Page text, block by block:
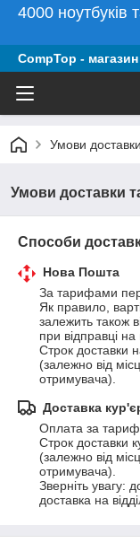
4000
CompTop -
Умови
Умови доставки
Способи
Нова Пошта
За тарифами
Як правило,
залежить також
при відправці
Строк доставки
(залежно від
отримувача).
Доставка
Оплата за
Строк доставки
(залежно від
отримувача).
Зверніть увагу:
доставка на